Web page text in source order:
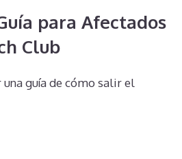
para Afectados
Club
guía de cómo salir el